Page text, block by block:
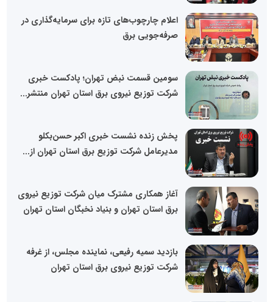
اعلام چارچوب‌های تازه برای سرمایه‌گذاری در
صرفه‌جویی برق
سومین قسمت نبض تهران؛ پادکست خبری
شرکت توزیع نیروی برق استان تهران منتشر...
پخش زنده نشست خبری اکبر حسن‌بکلو
مدیرعامل شرکت توزیع برق استان تهران از...
آغاز همکاری مشترک میان شرکت توزیع نیروی
برق استان تهران و بنیاد نخبگان استان تهران
بازدید سمیه رفیعی، نماینده مجلس، از غرفه
شرکت توزیع نیروی برق استان تهران